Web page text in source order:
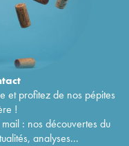
et profitez de nos pépites
!
: nos découvertes du
analyses...